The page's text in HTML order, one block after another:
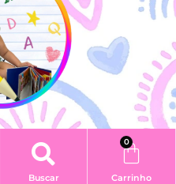
Buscar
0
Carrinho